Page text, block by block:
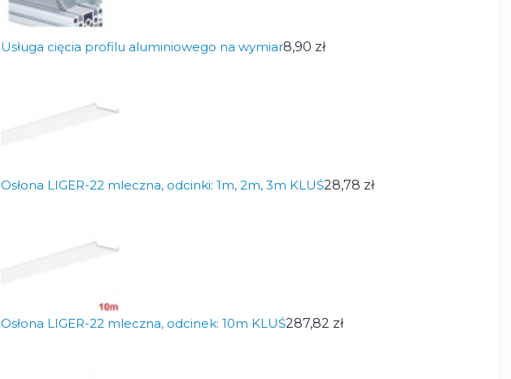
Usługa cięcia profilu aluminiowego na wymiar8,90 zł
Osłona LIGER-22 mleczna, odcinki: 1m, 2m, 3m KLUŚ28,78 zł
Osłona LIGER-22 mleczna, odcinek: 10m KLUŚ287,82 zł